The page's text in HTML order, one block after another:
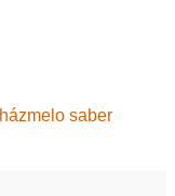
házmelo saber